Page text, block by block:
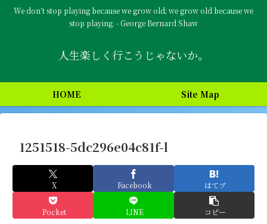
We don’t stop playing because we grow old; we grow old because we
stop playing. - George Bernard Shaw
人生楽しく行こうじゃないか。
HOME Site Map
1251518-5dc296e04c81f-l
X Facebook はてブ
Pocket LINE コピー